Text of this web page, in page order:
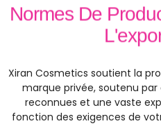
Normes De
Xiran Cosmetics soutient la
marque privée, soutenu
reconnues et une vaste
fonction des exigences de